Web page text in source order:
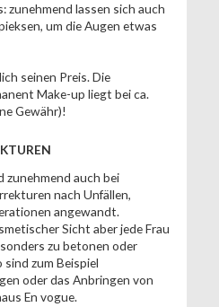
zunehmend lassen sich auch
um die Augen etwas
seinen Preis. Die
Make-up liegt bei ca.
Gewähr)!
zunehmend auch bei
nach Unfällen,
angewandt.
Sicht aber jede Frau
zu betonen oder
zum Beispiel
oder das Anbringen von
En vogue.